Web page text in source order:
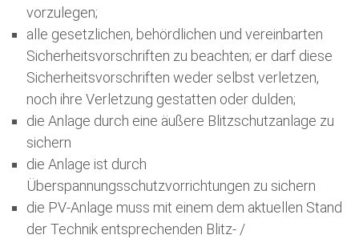
vorzulegen;
alle gesetzlichen, behördlichen und vereinbarten
Sicherheitsvorschriften zu beachten; er darf diese
Sicherheitsvorschriften weder selbst verletzen,
noch ihre Verletzung gestatten oder dulden;
die Anlage durch eine äußere Blitzschutzanlage zu
sichern
die Anlage ist durch
Überspannungsschutzvorrichtungen zu sichern
die PV-Anlage muss mit einem dem aktuellen Stand
der Technik entsprechenden Blitz- /